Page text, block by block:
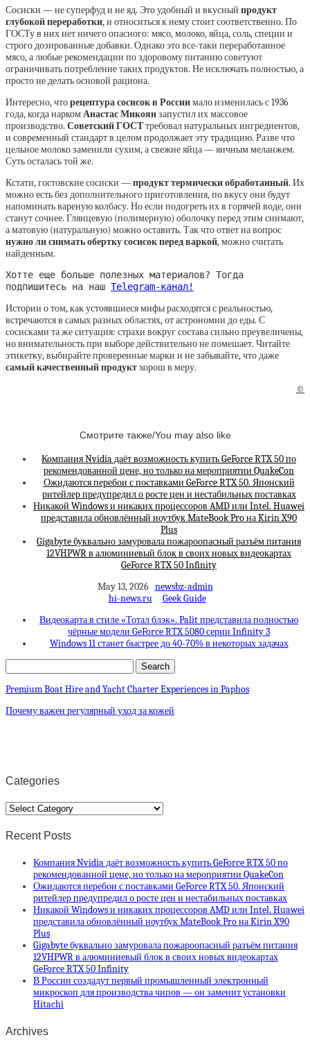
Сосиски — не суперфуд и не яд. Это удобный и вкусный продукт
глубокой переработки, и относиться к нему стоит соответственно. По
ГОСТу в них нет ничего опасного: мясо, молоко, яйца, соль, специи и
строго дозированные добавки. Однако это все-таки переработанное
мясо, а любые рекомендации по здоровому питанию советуют
ограничивать потребление таких продуктов. Не исключать полностью, а
просто не делать основой рациона.
Интересно, чторецептура сосисок в Россиимало изменилась с 1936
года, когда наркомАнастас Микоянзапустил их массовое
производство. Советский ГОСТтребовал натуральных ингредиентов,
и современный стандарт в целом продолжает эту традицию. Разве что
цельное молоко заменили сухим, а свежие яйца — яичным меланжем.
Суть осталась той же.
Кстати, гостовские сосиски —продукт термически обработанный. Их
можно есть без дополнительного приготовления, по вкусу они будут
напоминать вареную колбасу. Но если подогреть их в горячей воде, они
станут сочнее. Глянцевую (полимерную) оболочку перед этим снимают,
а матовую (натуральную) можно оставить. Так что ответ на вопрос
нужно ли снимать обертку сосисок перед варкой, можно считать
найденным.
Хотте еще больше полезных материалов? Тогда
подпишитесь на наш Telegram-канал!
Истории о том, как устоявшиеся мифы расходятся с реальностью,
встречаются в самых разных областях, от астрономии до еды. С
сосисками та же ситуация: страхи вокруг состава сильно преувеличены,
но внимательность при выборе действительно не помешает. Читайте
этикетку, выбирайте проверенные марки и не забывайте, что даже
самый качественный продуктхорош в меру.
©
Смотрите также/You may also like
Компания Nvidia даёт возможность купить GeForce RTX 50 по
рекомендованной цене, но только на мероприятии QuakeCon
Ожидаются перебои с поставками GeForce RTX 50. Японский
ритейлер предупредил о росте цен и нестабильных поставках
Никакой Windows и никаких процессоров AMD или Intel. Huawei
представила обновлённый ноутбук MateBook Pro на Kirin X90
Plus
Gigabyte буквально замуровала пожароопасный разъём питания
12VHPWR в алюминиевый блок в своих новых видеокартах
GeForce RTX 50 Infinity
May 13, 2026 newsbz-admin
hi-news.ru
Geek Guide
Видеокарта в стиле «Тотал блэк». Palit представила полностью
чёрные модели GeForce RTX 5080 серии Infinity 3
Windows 11 станет быстрее до 40-70% в некоторых задачах
Premium Boat Hire and Yacht Charter Experiences in Paphos
Почему важен регулярный уход за кожей
Categories
Categories
Recent Posts
Компания Nvidia даёт возможность купить GeForce RTX 50 по
рекомендованной цене, но только на мероприятии QuakeCon
Ожидаются перебои с поставками GeForce RTX 50. Японский
ритейлер предупредил о росте цен и нестабильных поставках
Никакой Windows и никаких процессоров AMD или Intel. Huawei
представила обновлённый ноутбук MateBook Pro на Kirin X90
Plus
Gigabyte буквально замуровала пожароопасный разъём питания
12VHPWR в алюминиевый блок в своих новых видеокартах
GeForce RTX 50 Infinity
В России создадут первый промышленный электронный
микроскоп для производства чипов — он заменит установки
Hitachi
Archives